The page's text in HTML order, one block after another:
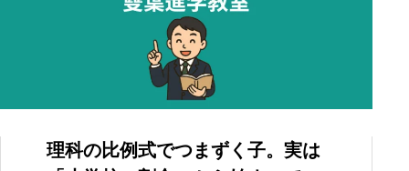
理科の比例式でつまずく子。実は